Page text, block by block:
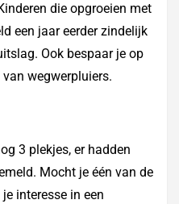
die opgroeien met
een jaar eerder zindelijk
Ook bespaar je op
wegwerpluiers.
3 plekjes, er hadden
Mocht je één van de
interesse in een